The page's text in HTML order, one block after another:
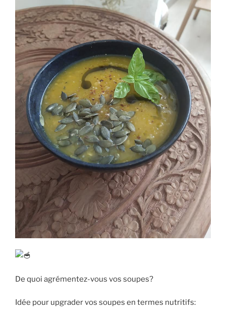
De quoi agrémentez-vous vos soupes?
Idée pour upgrader vos soupes en termes nutritifs: